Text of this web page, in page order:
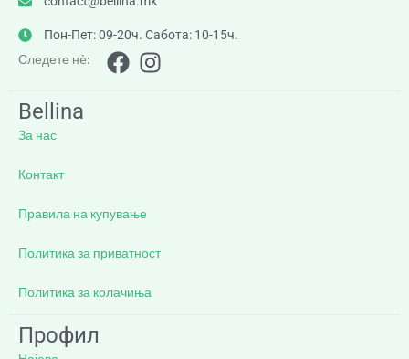
Пон-Пет: 09-20ч. Сабота: 10-15ч.
Следете нè:
Bellina
За нас
Контакт
Правила на купување
Политика за приватност
Политика за колачиња
Профил